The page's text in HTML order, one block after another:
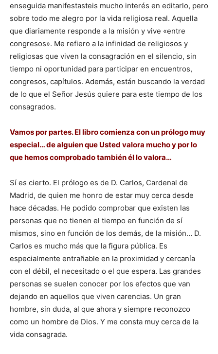
enseguida manifestasteis mucho interés en editarlo, pero
sobre todo me alegro por la vida religiosa real. Aquella
que diariamente responde a la misión y vive «entre
congresos». Me refiero a la infinidad de religiosos y
religiosas que viven la consagración en el silencio, sin
tiempo ni oportunidad para participar en encuentros,
congresos, capítulos. Además, están buscando la verdad
de lo que el Señor Jesús quiere para este tiempo de los
consagrados.
Vamos por partes. El libro comienza con un prólogo muy
especial… de alguien que Usted valora mucho y por lo
que hemos comprobado también él lo valora…
Sí es cierto. El prólogo es de D. Carlos, Cardenal de
Madrid, de quien me honro de estar muy cerca desde
hace décadas. He podido comprobar que existen las
personas que no tienen el tiempo en función de sí
mismos, sino en función de los demás, de la misión… D.
Carlos es mucho más que la figura pública. Es
especialmente entrañable en la proximidad y cercanía
con el débil, el necesitado o el que espera. Las grandes
personas se suelen conocer por los efectos que van
dejando en aquellos que viven carencias. Un gran
hombre, sin duda, al que ahora y siempre reconozco
como un hombre de Dios. Y me consta muy cerca de la
vida consagrada.